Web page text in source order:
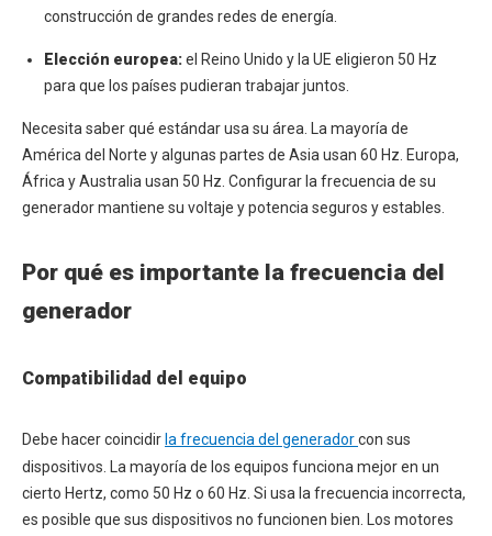
construcción de grandes redes de energía.
Elección europea:el Reino Unido y la UE eligieron 50 Hz
para que los países pudieran trabajar juntos.
Necesita saber qué estándar usa su área. La mayoría de
América del Norte y algunas partes de Asia usan 60 Hz. Europa,
África y Australia usan 50 Hz. Configurar la frecuencia de su
generador mantiene su voltaje y potencia seguros y estables.
Por qué es importante la frecuencia del
generador
Compatibilidad del equipo
Debe hacer coincidir la frecuencia del generadorcon sus
dispositivos. La mayoría de los equipos funciona mejor en un
cierto Hertz, como 50 Hz o 60 Hz. Si usa la frecuencia incorrecta,
es posible que sus dispositivos no funcionen bien. Los motores